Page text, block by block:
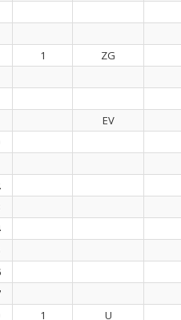
1 ZG
EV
1 U